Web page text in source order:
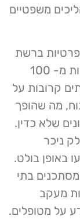
משפטיים
הפרטיות ברשת
דווחו על ידי חברות עם הכנסות של פחות מ- 100
קרובות על
מה שהופך
שלא כדין.
ניכר
באופן בולט.
בתי
מעקב
על מטופלים.